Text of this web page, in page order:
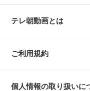
テレ朝動画とは
ご利用規約
個人情報の取り扱いに